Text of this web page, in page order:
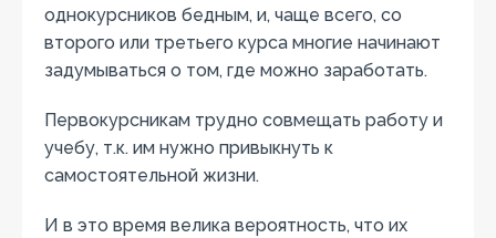
однокурсников бедным, и, чаще всего, со
второго или третьего курса многие начинают
задумываться о том, где можно заработать.
Первокурсникам трудно совмещать работу и
учебу, т.к. им нужно привыкнуть к
самостоятельной жизни.
И в это время велика вероятность, что их